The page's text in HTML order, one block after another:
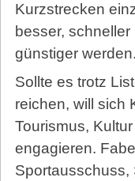
Kurzstrecken
besser,
günstiger werden.
Sollte es trotz
reichen, will sich
Tourismus,
engagieren.
Sportausschuss,